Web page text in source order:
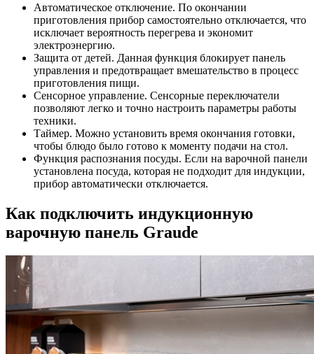
Автоматическое отключение. По окончании
приготовления прибор самостоятельно отключается, что
исключает вероятность перегрева и экономит
электроэнергию.
Защита от детей. Данная функция блокирует панель
управления и предотвращает вмешательство в процесс
приготовления пищи.
Сенсорное управление. Сенсорные переключатели
позволяют легко и точно настроить параметры работы
техники.
Таймер. Можно установить время окончания готовки,
чтобы блюдо было готово к моменту подачи на стол.
Функция распознания посуды. Если на варочной панели
установлена посуда, которая не подходит для индукции,
прибор автоматически отключается.
Как подключить индукционную
варочную панель Graude